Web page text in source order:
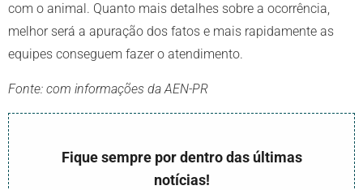
com o animal. Quanto mais detalhes sobre a ocorrência,
melhor será a apuração dos fatos e mais rapidamente as
equipes conseguem fazer o atendimento.
Fonte: com informações da AEN-PR
Fique sempre por dentro das últimas
notícias!